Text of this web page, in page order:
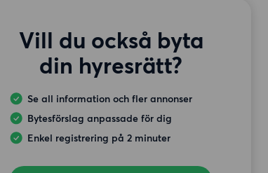
Vill du också byta
din hyresrätt?
Se all information och fler annonser
Bytesförslag anpassade för dig
Enkel registrering på 2 minuter